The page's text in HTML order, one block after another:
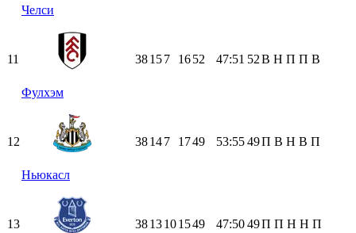
Челси
11
Фулхэм
38157 1652 47:51 52В Н П П В
12
Ньюкасл
38147 1749 53:5549П В Н В П
13 3813101549 47:5049П П Н Н П